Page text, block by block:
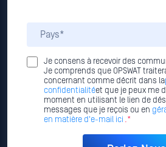
Je consens à recevoir des
Je comprends que OPSWAT
concernant comme décrit dans la
confidentialitéet que je peux me
moment en utilisant le lien de
messages que je reçois ou en
en matière d'e-mail ici .*